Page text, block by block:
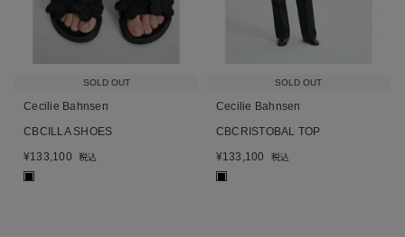
SOLD OUT
Cecilie Bahnsen
CBCILLA SHOES
¥133,100 税込
■
SOLD OUT
Cecilie Bahnsen
CBCRISTOBAL TOP
¥133,100 税込
■